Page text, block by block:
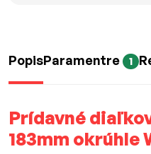
PopisParamentre 1
Prídavné
183mm okrúhle